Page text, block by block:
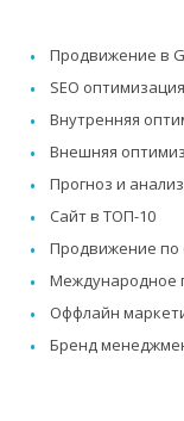
Продвижение в
SEO оптимизация
Внутренняя
Внешняя
Прогноз и анализ
Сайт в ТОП-10
Продвижение по
Международное
Оффлайн
Бренд